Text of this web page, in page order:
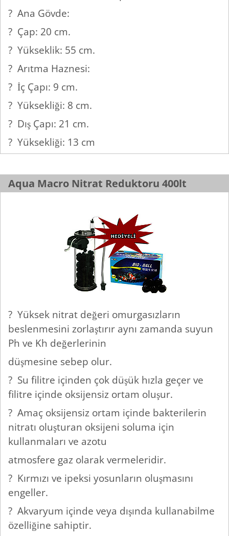
? Ana Gövde:
? Çap: 20 cm.
? Yükseklik: 55 cm.
? Arıtma Haznesi:
? İç Çapı: 9 cm.
? Yüksekliği: 8 cm.
? Dış Çapı: 21 cm.
? Yüksekliği: 13 cm
Aqua Macro Nitrat Reduktoru 400lt
? Yüksek nitrat değeri omurgasızların
beslenmesini zorlaştırır aynı zamanda suyun
Ph ve Kh değerlerinin
düşmesine sebep olur.
? Su filitre içinden çok düşük hızla geçer ve
filitre içinde oksijensiz ortam oluşur.
? Amaç oksijensiz ortam içinde bakterilerin
nitratı oluşturan oksijeni soluma için
kullanmaları ve azotu
atmosfere gaz olarak vermeleridir.
? Kırmızı ve ipeksi yosunların oluşmasını
engeller.
? Akvaryum içinde veya dışında kullanabilme
özelliğine sahiptir.